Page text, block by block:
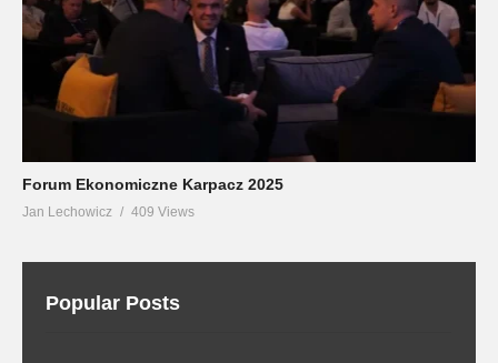
Forum Ekonomiczne Karpacz 2025
Jan Lechowicz 409 Views
Popular Posts